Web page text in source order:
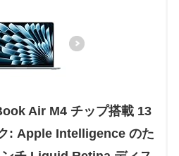
Air M4 チップ搭載 13
: Apple Intelligence のた